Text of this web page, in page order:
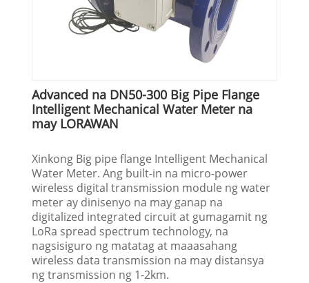
Advanced na DN50-300 Big Pipe Flange
Intelligent Mechanical Water Meter na
may LORAWAN
Xinkong Big pipe flange Intelligent Mechanical
Water Meter. Ang built-in na micro-power
wireless digital transmission module ng water
meter ay dinisenyo na may ganap na
digitalized integrated circuit at gumagamit ng
LoRa spread spectrum technology, na
nagsisiguro ng matatag at maaasahang
wireless data transmission na may distansya
ng transmission ng 1-2km.